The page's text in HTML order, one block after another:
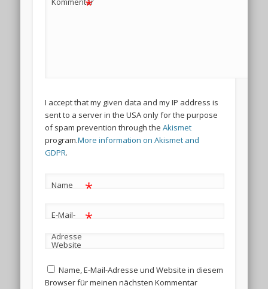
*
I accept that my given data and my IP address is
sent to a server in the USA only for the purpose
of spam prevention through the Akismet
program.More information on Akismet and
GDPR.
Name *
E-Mail-
Adresse
*
Website
Name, E-Mail-Adresse und Website in diesem
Browser für meinen nächsten Kommentar